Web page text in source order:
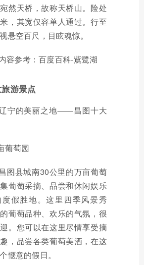
然天桥，故称天桥山。险处
，其宽仅容单人通过。行至
悬空百尺，目眩魂惊。
容参考：百度百科-鴜鹭湖
游景点
宁的美丽之地——昌图十大
葡萄园
图县城南30公里的万亩葡萄
葡萄采摘、品尝和休闲娱乐
假胜地。这里四季风景秀
葡萄品种、欢乐的气氛，很
。您可以在这里尽情享受摘
，品尝各类葡萄美酒，在这
惬意的假日。